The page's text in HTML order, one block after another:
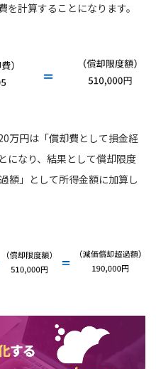
計算することになります。
万円は「償却費として損金経
になり、結果として償却限度
額」として所得金額に加算し